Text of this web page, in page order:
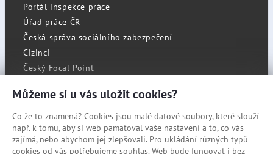
Portál inspekce práce
Úřad práce ČR
Česká správa sociálního zabezpečení
Cizinci
Český Focal Point
RSS
Cookies
Můžeme si u vás uložit cookies?
Co že to znamená? Cookies jsou malé datové soubory, které slouží
např. k tomu, aby si web pamatoval vaše nastavení a to, co vás
zajímá, nebo abychom jej zlepšovali. Pro ukládání různých typů
cookies od vás potřebujeme souhlas. Web bude fungovat i bez